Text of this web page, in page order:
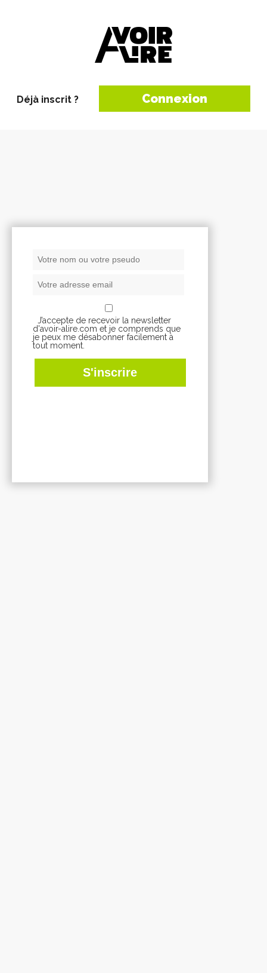
Déjà inscrit ? Connexion
J’accepte de recevoir la newsletter
d'avoir-alire.com et je comprends que
je peux me désabonner facilement à
tout moment.